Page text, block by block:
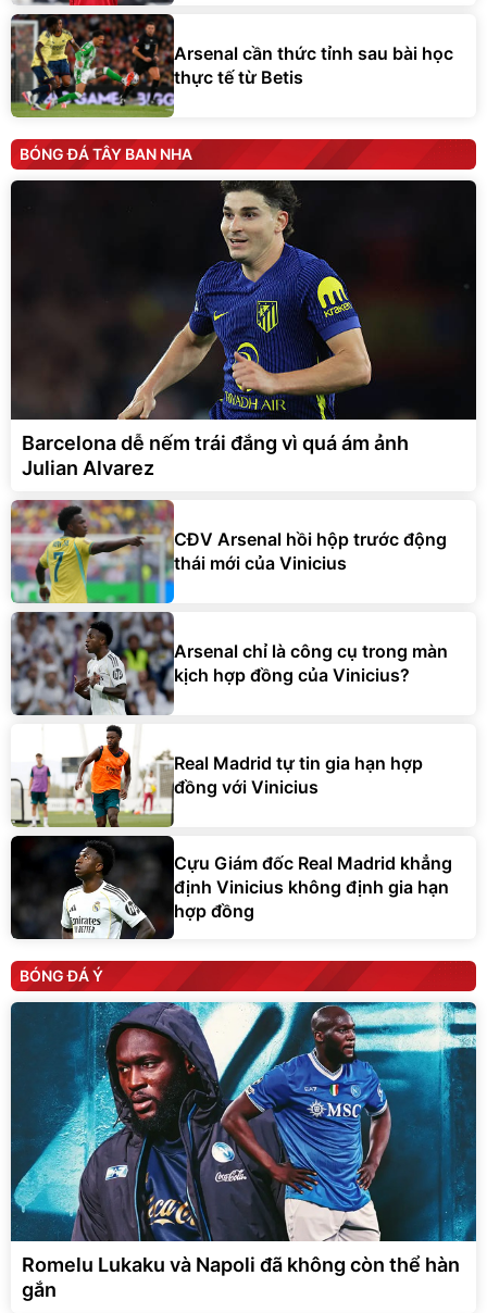
Arsenal cần thức tỉnh sau bài học
thực tế từ Betis
BÓNG ĐÁ TÂY BAN NHA
Barcelona dễ nếm trái đắng vì quá ám ảnh
Julian Alvarez
CĐV Arsenal hồi hộp trước động
thái mới của Vinicius
Arsenal chỉ là công cụ trong màn
kịch hợp đồng của Vinicius?
Real Madrid tự tin gia hạn hợp
đồng với Vinicius
Cựu Giám đốc Real Madrid khẳng
định Vinicius không định gia hạn
hợp đồng
BÓNG ĐÁ Ý
Romelu Lukaku và Napoli đã không còn thể hàn
gắn